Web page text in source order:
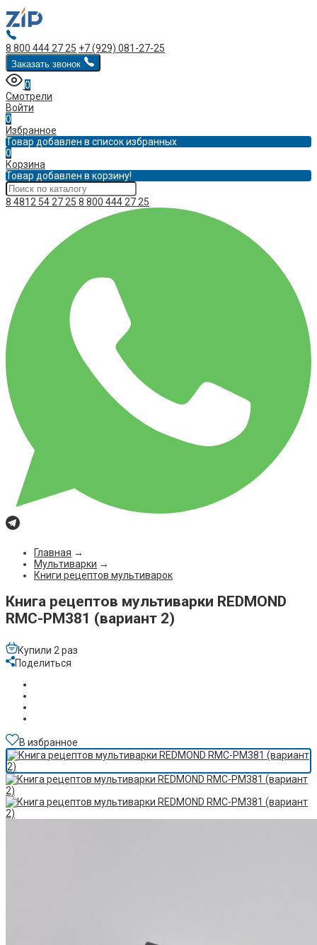
8 800 444 27 25 +7 (929) 081-27-25
Заказать звонок
0
Смотрели
Войти
0
Избранное
Товар добавлен в список избранных
0
Корзина
Товар добавлен в корзину!
8 4812 54 27 25 8 800 444 27 25
Главная →
Мультиварки →
Книги рецептов мультиварок
Книга рецептов мультиварки REDMOND
RMC-PM381 (вариант 2)
Купили 2 раз
Поделиться
В избранное